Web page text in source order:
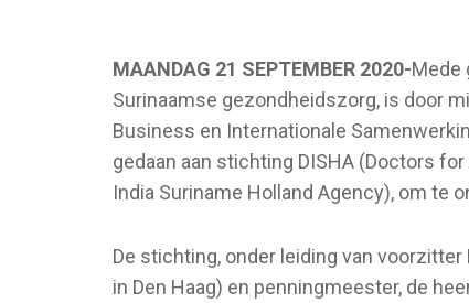
MAANDAG 21 SEPTEMBER 2020-Mede
Surinaamse gezondheidszorg, is door
Business en Internationale
gedaan aan stichting DISHA (Doctors
India Suriname Holland Agency), om
De stichting, onder leiding van
in Den Haag) en penningmeester, de